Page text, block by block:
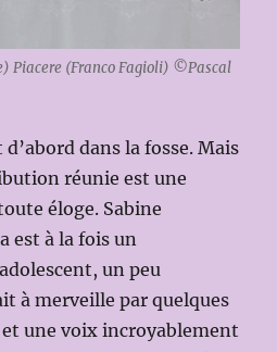
Piacere (Franco Fagioli) ©Pascal
d’abord dans la fosse. Mais
réunie est une
éloge. Sabine
est à la fois un
un peu
à merveille par quelques
une voix incroyablement